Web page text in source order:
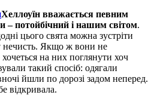
Хеллоуїн вважається певним
– потойбічний і нашим світом.
цього свята можна зустріти
нечисть. Якщо ж вони не
на них поглянути хоч
такий спосіб: одягали
йшли по дорозі задом неперед.
відкривала.